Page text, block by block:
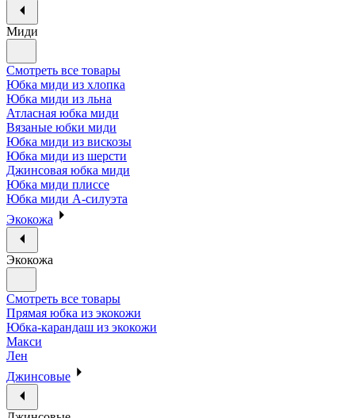
Миди
Смотреть все товары
Юбка миди из хлопка
Юбка миди из льна
Атласная юбка миди
Вязаные юбки миди
Юбка миди из вискозы
Юбка миди из шерсти
Джинсовая юбка миди
Юбка миди плиссе
Юбка миди А-силуэта
Экокожа
Экокожа
Смотреть все товары
Прямая юбка из экокожи
Юбка-карандаш из экокожи
Макси
Лен
Джинсовые